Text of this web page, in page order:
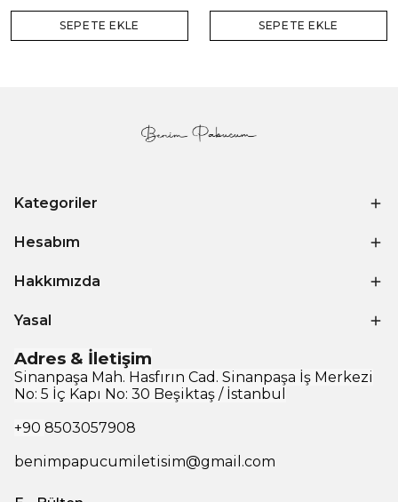
SEPETE EKLE SEPETE EKLE
Kategoriler
Hesabım
Hakkımızda
Yasal
Adres & İletişim
Sinanpaşa Mah. Hasfırın Cad. Sinanpaşa İş Merkezi
No: 5 İç Kapı No: 30 Beşiktaş / İstanbul
+90 8503057908
benimpapucumiletisim@gmail.com